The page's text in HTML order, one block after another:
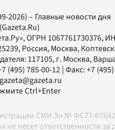
2026) – Главные новости дня
(Gazeta.Ru)
, ОГРН 1067761730376,
Россия, Москва,
117105, г. Москва,
(495) 785-00-12 | Факс:+7
gazeta@gazeta.ru
Ctrl+Enter
СМИ Эл № ФС77-
не несет